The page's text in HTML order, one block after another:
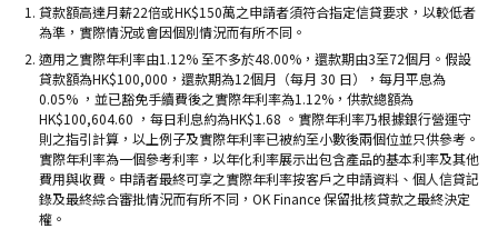
貸款額高達月薪22倍或HK$150萬之申請者須符合指定信貸要求，以較低者
為準，實際情況或會因個別情況而有所不同。
適用之實際年利率由1.12% 至不多於48.00%，還款期由3至72個月。假設
貸款額為HK$100,000，還款期為12個月（每月 30 日），每月平息為
0.05% ，並已豁免手續費後之實際年利率為1.12%，供款總額為
HK$100,604.60 ，每日利息約為HK$1.68 。實際年利率乃根據銀行營運守
則之指引計算，以上例子及實際年利率已被約至小數後兩個位並只供參考。
實際年利率為一個參考利率，以年化利率展示出包含產品的基本利率及其他
費用與收費。申請者最終可享之實際年利率按客戶之申請資料、個人信貸記
錄及最終綜合審批情況而有所不同，OK Finance 保留批核貸款之最終決定
權。